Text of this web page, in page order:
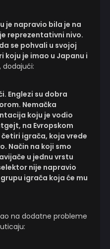
je napravio bila je na
reprezentativni nivo.
se pohvali u svojoj
je imao u Japanu i
, dodajući:
Englezi su dobra
Nemačka
koju je vodio
na Evropskom
igrača, koja vrede
Način na koji smo
u jednu vrstu
nije napravio
igrača koja će mu
na dodatne probleme